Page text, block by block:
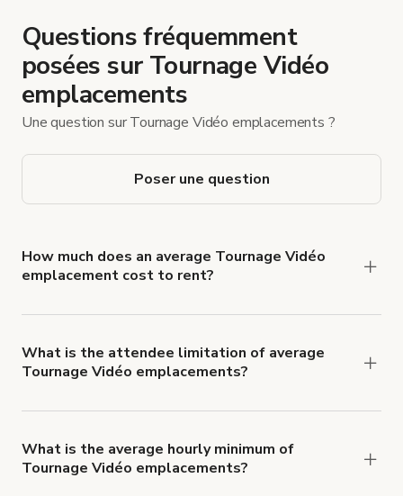
Questions fréquemment
posées sur Tournage Vidéo
emplacements
Une question sur Tournage Vidéo emplacements ?
Poser une question
How much does an average Tournage Vidéo
emplacement cost to rent?
What is the attendee limitation of average
Tournage Vidéo emplacements?
average 15 people per booking.
What is the average hourly minimum of
Tournage Vidéo emplacements?